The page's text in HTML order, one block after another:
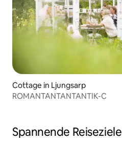
Cottage in Ljungsarp
ROMANTANTANTANTIK-C
Spannende Reiseziele